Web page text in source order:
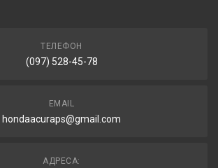
ТЕЛЕФОН
(097) 528-45-78
EMAIL
hondaacuraps@gmail.com
АДРЕСА: